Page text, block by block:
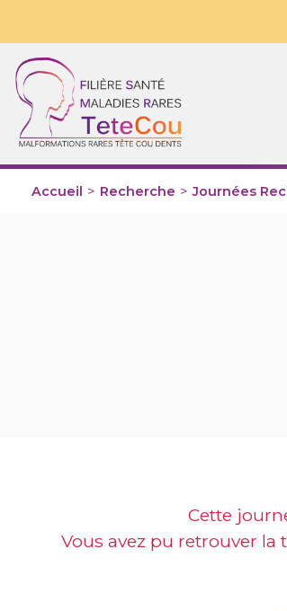
Accueil > Recherche > Journées
Cette
Vous avez pu retrouver